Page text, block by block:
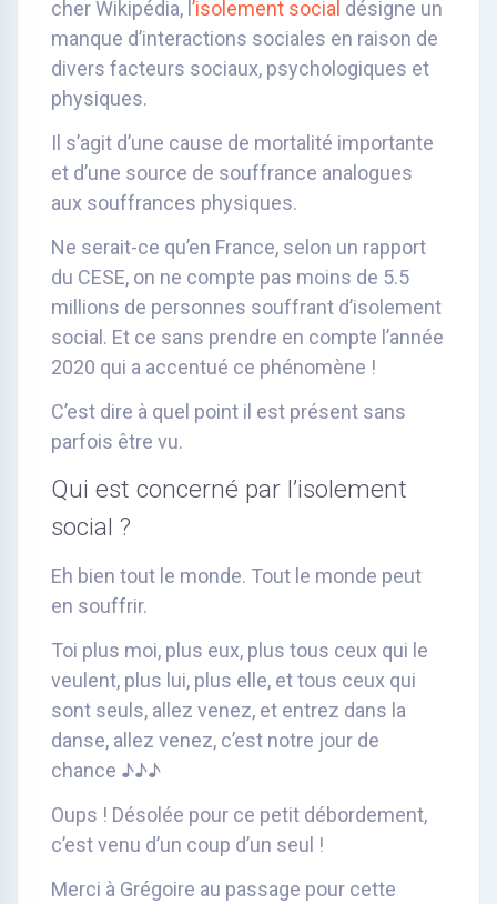
cher Wikipédia, l ’isolement social désigne un
manque d’interactions sociales en raison de
divers facteurs sociaux, psychologiques et
physiques.
Il s’agit d’une cause de mortalité importante
et d’une source de souffrance analogues
aux souffrances physiques.
Ne serait-ce qu’en France, selon un rapport
du CESE, on ne compte pas moins de 5.5
millions de personnes souffrant d’isolement
social. Et ce sans prendre en compte l’année
2020 qui a accentué ce phénomène !
C’est dire à quel point il est présent sans
parfois être vu.
Qui est concerné par l’isolement
social ?
Eh bien tout le monde. Tout le monde peut
en souffrir.
Toi plus moi, plus eux, plus tous ceux qui le
veulent, plus lui, plus elle, et tous ceux qui
sont seuls, allez venez, et entrez dans la
danse, allez venez, c’est notre jour de
chance ♪♪♪
Oups ! Désolée pour ce petit débordement,
c’est venu d’un coup d’un seul !
Merci à Grégoire au passage pour cette